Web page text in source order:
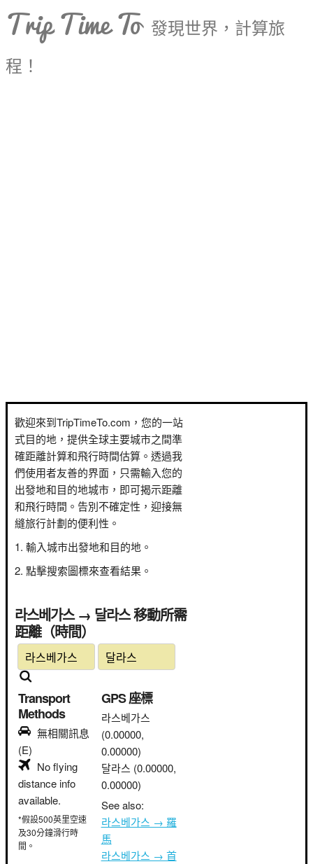
Trip Time To 發現世界，計算旅
程！
歡迎來到TripTimeTo.com，您的一站
式目的地，提供全球主要城市之間準
確距離計算和飛行時間估算。透過我
們使用者友善的界面，只需輸入您的
出發地和目的地城市，即可揭示距離
和飛行時間。告別不確定性，迎接無
縫旅行計劃的便利性。
輸入城市出發地和目的地。
點擊搜索圖標來查看結果。
라스베가스 → 달라스 移動所需
距離（時間）
Transport
Methods
無相關訊息
(E)
No flying
distance info
available.
*假設500英里空速
及30分鐘滑行時
間。
GPS 座標
라스베가스
(0.00000,
0.00000)
달라스 (0.00000,
0.00000)
See also:
라스베가스 → 羅
馬
라스베가스 → 首